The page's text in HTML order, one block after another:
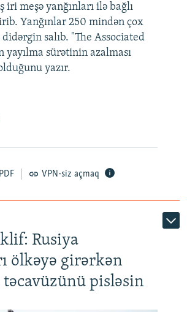
iri meşə yanğınları ilə bağlı
Yanğınlar 250 mindən çox
salıb. "The Associated
yayılma sürətinin azalması
yazır.
PDF VPN-siz açmaq
Rusiya
ölkəyə girərkən
təcavüzünü pisləsin